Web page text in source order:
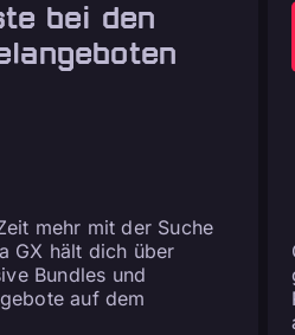
bei den
mehr mit der Suche
GX hält dich über
Bundles und
auf dem